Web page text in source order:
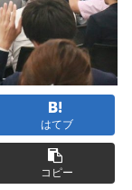
はてブ
コピー